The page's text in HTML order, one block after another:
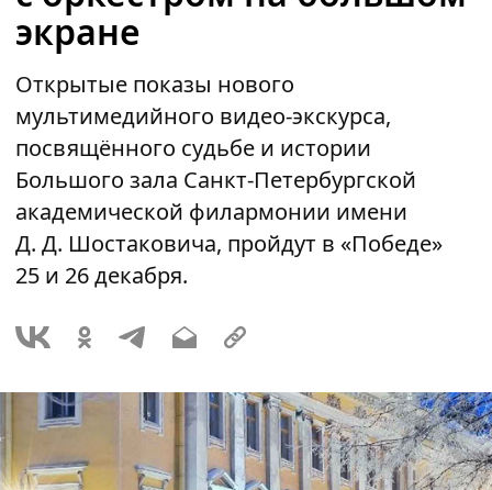
экране
Открытые показы нового
мультимедийного видео-экскурса,
посвящённого судьбе и истории
Большого зала Санкт-Петербургской
академической филармонии имени
Д. Д. Шостаковича, пройдут в «Победе»
25 и 26 декабря.